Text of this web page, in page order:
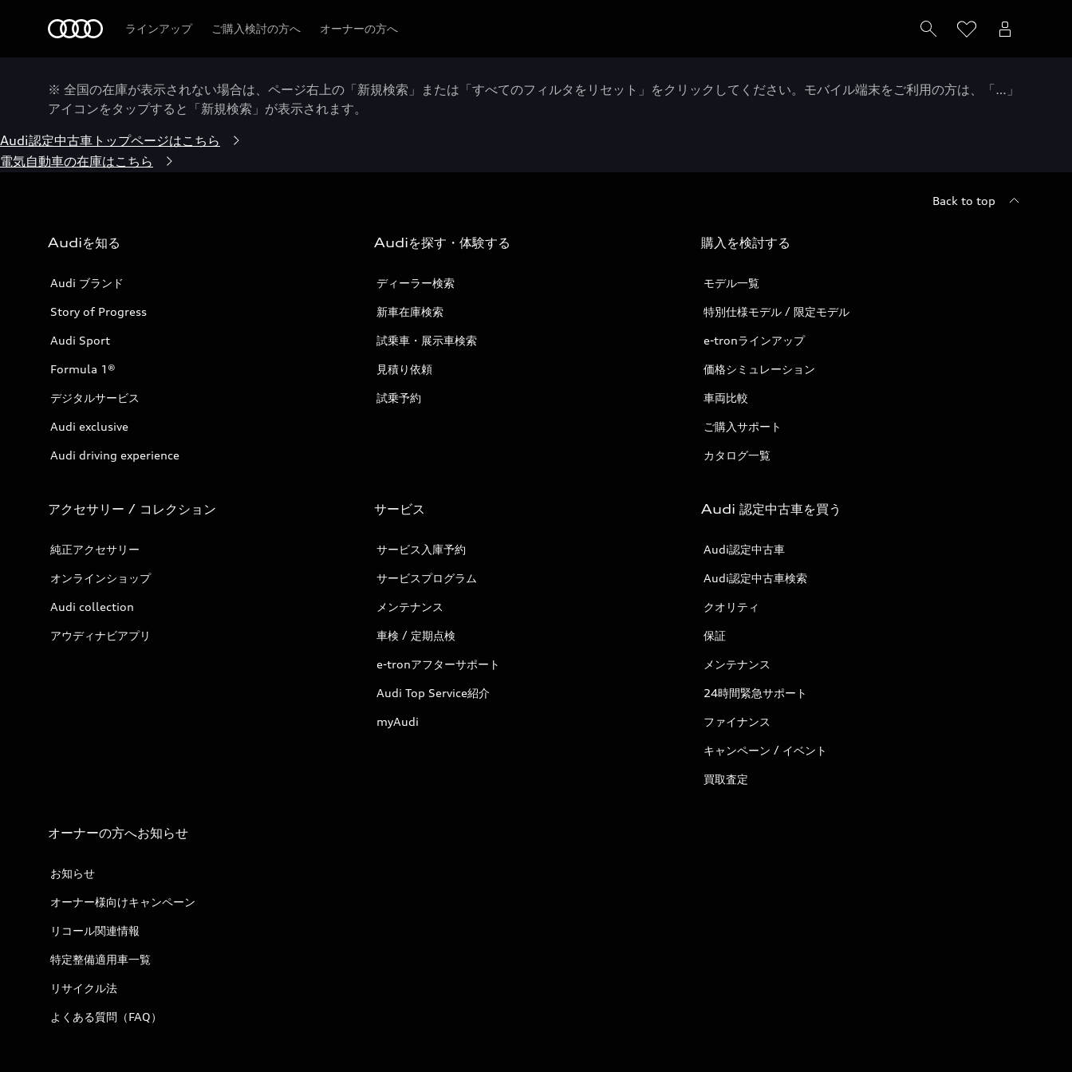
ラインアップ ご購入検討の方へ オーナーの方へ
※ 全国の在庫が表示されない場合は、ページ右上の「新規検索」または「すべてのフィルタをリセット」をクリックしてください。モバイル端末をご利用の方は、「…」
アイコンをタップすると「新規検索」が表示されます。
Audi認定中古車トップページはこちら
電気自動車の在庫はこちら
Back to top
Audiを知る
Audi ブランド
Story of Progress
Audi Sport
Formula 1®
デジタルサービス
Audi exclusive
Audi driving experience
Audiを探す・体験する
ディーラー検索
新車在庫検索
試乗車・展示車検索
見積り依頼
試乗予約
購入を検討する
モデル一覧
特別仕様モデル / 限定モデル
e-tronラインアップ
価格シミュレーション
車両比較
ご購入サポート
カタログ一覧
アクセサリー / コレクション
純正アクセサリー
オンラインショップ
Audi collection
アウディナビアプリ
サービス
サービス入庫予約
サービスプログラム
メンテナンス
車検 / 定期点検
e-tronアフターサポート
Audi Top Service紹介
myAudi
Audi 認定中古車を買う
Audi認定中古車
Audi認定中古車検索
クオリティ
保証
メンテナンス
24時間緊急サポート
ファイナンス
キャンペーン / イベント
買取査定
オーナーの方へお知らせ
お知らせ
オーナー様向けキャンペーン
リコール関連情報
特定整備適用車一覧
リサイクル法
よくある質問（FAQ）